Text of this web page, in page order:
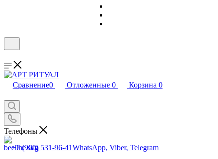
Сравнение0 Отложенные 0 Корзина 0
Телефоны
+7 (960) 531-96-41WhatsApp, Viber, Telegram